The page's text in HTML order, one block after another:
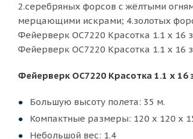
2.серебряных форсов с жёлтыми
мерцающими искрами; 4.золотых
Фейерверк ОС7220 Красотка 1.1 х 16
Фейерверк ОС7220 Красотка 1.1 х 16
Фейерверк ОС7220 Красотка 1.1 х
Большую высоту полета: 35 м.
Компактные размеры: 120 х 120 х
Небольшой вес: 1.4